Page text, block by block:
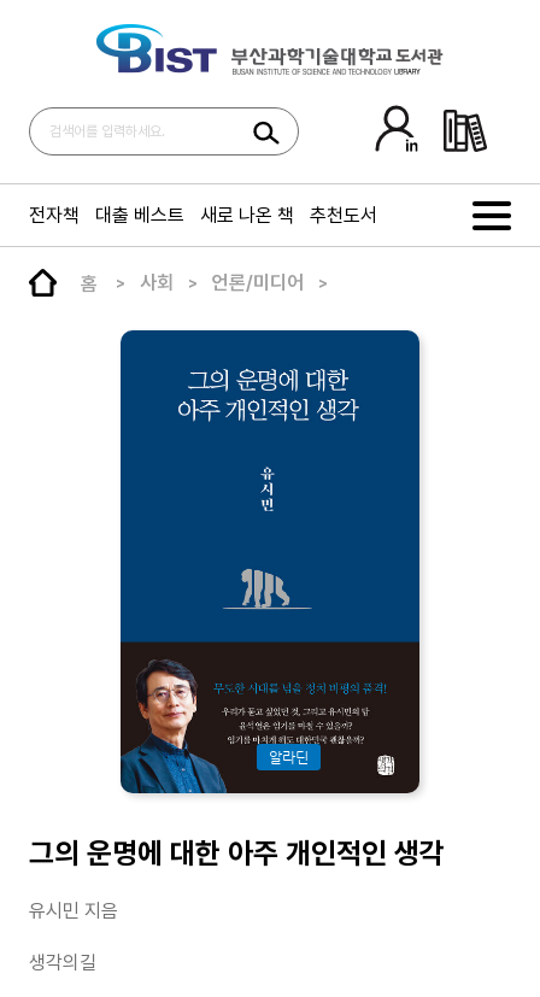
전자책 대출 베스트 새로 나온 책 추천도서
홈 사회 언론/미디어
알라딘
그의 운명에 대한 아주 개인적인 생각
유시민 지음
생각의길